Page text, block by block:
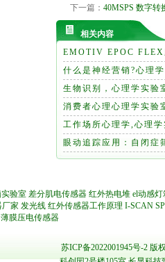
下一篇： 40MSPS 数字转
相关内容
EMOTIV EPOC FLEX
什么是神经营销?心理
生物识别，心理学实验
消费者心理心理学实验
工作场所心理学,心理学
眼动追踪应用：自闭症
验室 差分肌电传感器 红外热电堆 el动感灯
家 发光线 红外传感器工作原理 I-SCAN
薄膜压电传感器
苏ICP备2022001945号-2 版